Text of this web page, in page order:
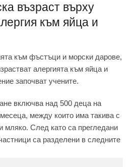
възраст върху
към яйца и
към фъстъци и морски дарове,
алергията към яйца и
започват учените.
включва над 500 деца на
между които има такива с
мляко. След като са прегледани
са разделени в следните